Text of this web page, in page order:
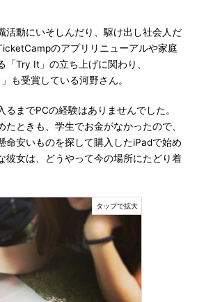
動にいそしんだり、駆け出し社会人だ
のアプリリニューアルや家庭
「Try It」の立ち上げに関わり、
も受賞している河野さん。
までPCの経験はありませんでした。
ときも、学生でお金がなかったので、
命安いものを探して購入したiPadで始め
彼女は、どうやって今の場所にたどり着